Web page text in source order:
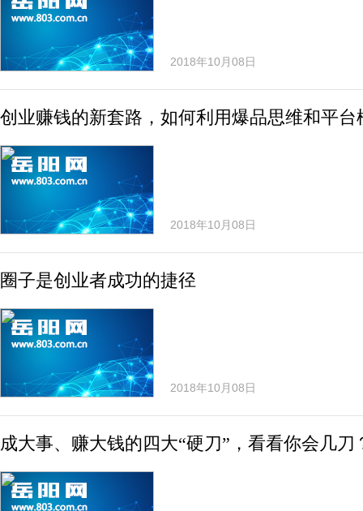
2018年10月08日
创业赚钱的新套路，如何利用爆品思维和平台
2018年10月08日
圈子是创业者成功的捷径
2018年10月08日
成大事、赚大钱的四大“硬刀”，看看你会几刀